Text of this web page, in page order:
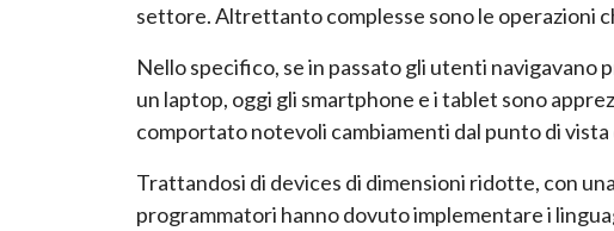
settore. Altrettanto complesse sono le operazioni
Nello specifico, se in passato gli utenti
un laptop, oggi gli smartphone e i tablet sono
comportato notevoli cambiamenti dal punto di
Trattandosi di devices di dimensioni ridotte, con
programmatori hanno dovuto implementare i